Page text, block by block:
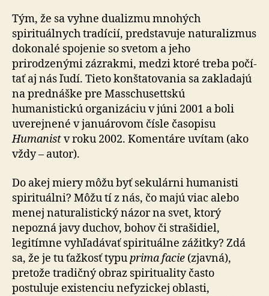
Tým, že sa vyhne dualizmu mnohých
spirituálnych tra­dí­cií, predstavuje naturalizmus
dokonalé spojenie so sve­tom a jeho
prirodzenými zázrakmi, medzi ktoré treba po­čí­
tať aj nás ľudí. Tieto konštatovania sa zakladajú
na pred­náš­ke pre Masschusettskú
humanistickú organizáciu v júni 2001 a boli
uverejnené v januárovom čísle časopisu
Humanistv roku 2002. Komentáre uvítam (ako
vždy – autor).
Do akej miery môžu byť sekulárni humanisti
spirituálni? Môžu tí z nás, čo majú viac alebo
menej naturalistický názor na svet, ktorý
nepozná javy duchov, bohov či stra­ši­diel,
legitímne vyhľadávať spirituálne zážitky? Zdá
sa, že je tu ťažkosť typuprima facie (zjavná),
pretože tradičný obraz spirituality často
postuluje existenciu nefyzickej oblasti,